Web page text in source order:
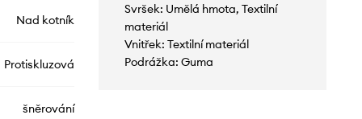
Nad kotník
Protiskluzová
šněrování
Svršek: Umělá hmota, Textilní
materiál
Vnitřek: Textilní materiál
Podrážka: Guma